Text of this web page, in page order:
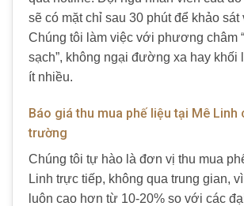
sẽ có mặt chỉ sau 30 phút để khảo sát
Chúng tôi làm việc với phương châm
sạch”, không ngại đường xa hay khối
ít nhiều.
Báo giá thu mua phế liệu tại Mê Linh
trường
Chúng tôi tự hào là đơn vị thu mua
Linh trực tiếp, không qua trung gian,
luôn cao hơn từ 10-20% so với các